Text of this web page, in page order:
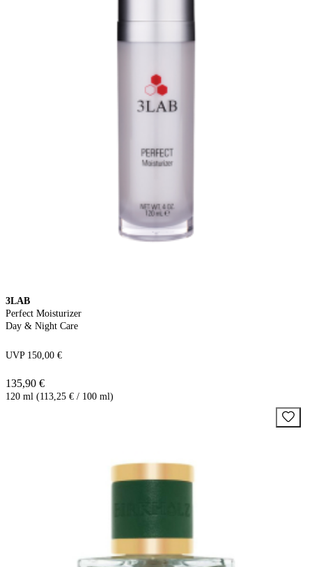
3LAB
Perfect Moisturizer
Day & Night Care
UVP 150,00 €
135,90 €
120 ml (113,25 € / 100 ml)